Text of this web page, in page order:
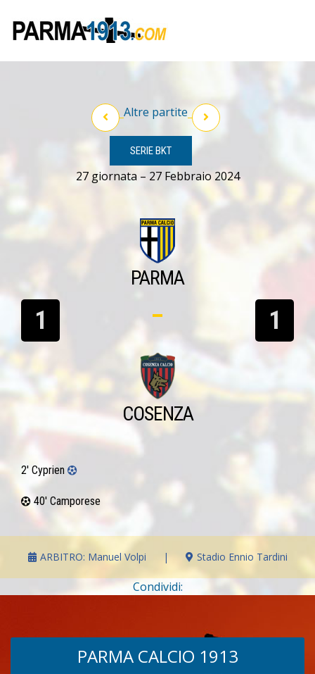
Altre partite
SERIE BKT
27 giornata – 27 Febbraio 2024
PARMA
1 1
COSENZA
2′ Cyprien
40′ Camporese
ARBITRO: Manuel Volpi | Stadio Ennio Tardini
Condividi:
PARMA CALCIO 1913